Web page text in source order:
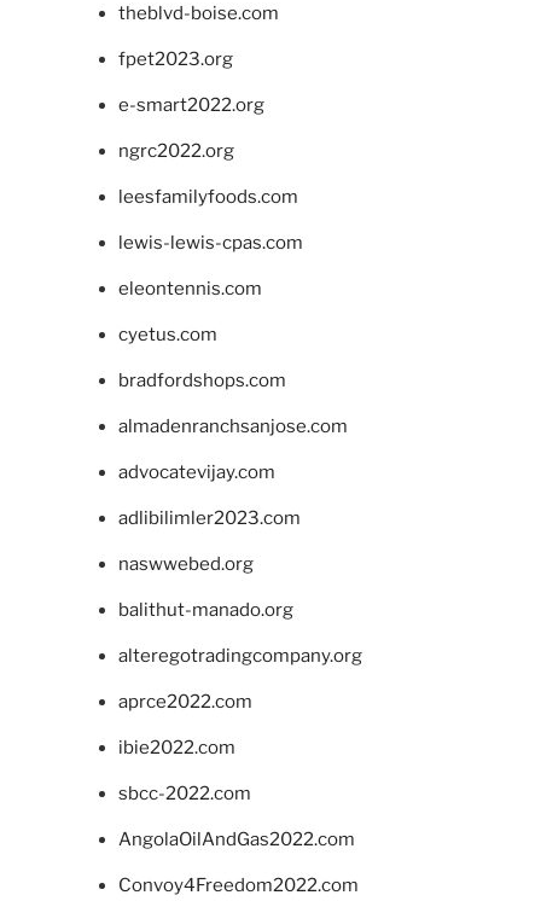
theblvd-boise.com
fpet2023.org
e-smart2022.org
ngrc2022.org
leesfamilyfoods.com
lewis-lewis-cpas.com
eleontennis.com
cyetus.com
bradfordshops.com
almadenranchsanjose.com
advocatevijay.com
adlibilimler2023.com
naswwebed.org
balithut-manado.org
alteregotradingcompany.org
aprce2022.com
ibie2022.com
sbcc-2022.com
AngolaOilAndGas2022.com
Convoy4Freedom2022.com